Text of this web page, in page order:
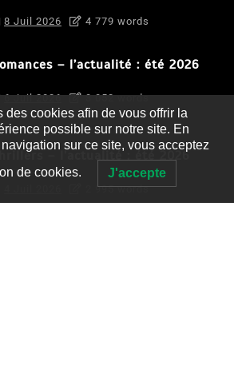
8 Juil 2026 4 779 words
– l’actualité : été 2026
6 Juil 2026 3 052 words
Thrillers – l’actualité : été 2026
2 995 words
des cookies afin de vous offrir la
possible sur notre site. En
sur ce site, vous acceptez
de cookies. J'accepte